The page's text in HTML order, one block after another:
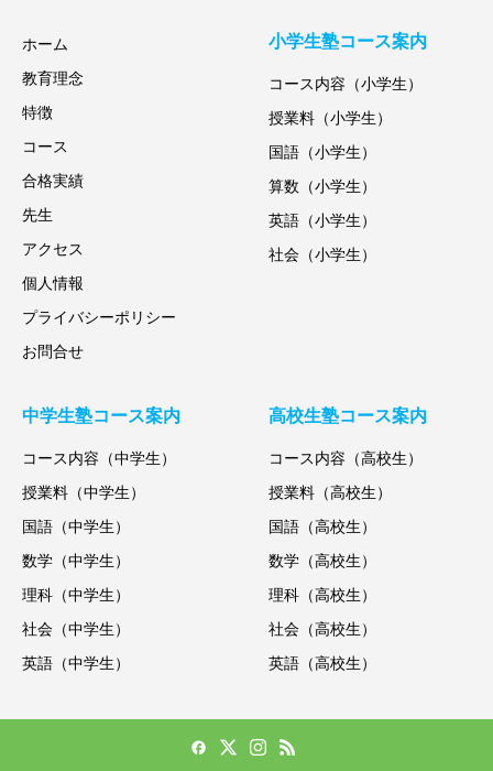
ホーム
教育理念
特徴
コース
合格実績
先生
アクセス
個人情報
プライバシーポリシー
お問合せ
小学生塾コース案内
コース内容（小学生）
授業料（小学生）
国語（小学生）
算数（小学生）
英語（小学生）
社会（小学生）
中学生塾コース案内
コース内容（中学生）
授業料（中学生）
国語（中学生）
数学（中学生）
理科（中学生）
社会（中学生）
英語（中学生）
高校生塾コース案内
コース内容（高校生）
授業料（高校生）
国語（高校生）
数学（高校生）
理科（高校生）
社会（高校生）
英語（高校生）